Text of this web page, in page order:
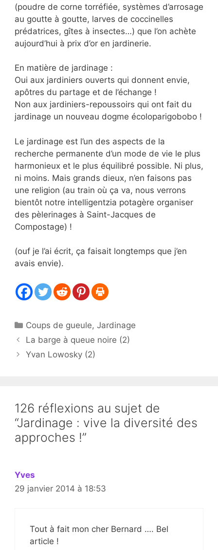
(poudre de corne torréfiée, systèmes d’arrosage
au goutte à goutte, larves de coccinelles
prédatrices, gîtes à insectes…) que l’on achète
aujourd’hui à prix d’or en jardinerie.
En matière de jardinage :
Oui aux jardiniers ouverts qui donnent envie,
apôtres du partage et de l’échange !
Non aux jardiniers-repoussoirs qui ont fait du
jardinage un nouveau dogme écoloparigobobo !
Le jardinage est l’un des aspects de la
recherche permanente d’un mode de vie le plus
harmonieux et le plus équilibré possible. Ni plus,
ni moins. Mais grands dieux, n’en faisons pas
une religion (au train où ça va, nous verrons
bientôt notre intelligentzia potagère organiser
des pèlerinages à Saint-Jacques de
Compostage) !
(ouf je l’ai écrit, ça faisait longtemps que j’en
avais envie).
Catégories
Coups de gueule,Jardinage
La barge à queue noire (2)
Yvan Lowosky (2)
126 réflexions au sujet de
“Jardinage : vive la diversité des
approches !”
Yves
29 janvier 2014 à 18:53
Tout à fait mon cher Bernard …. Bel
article !